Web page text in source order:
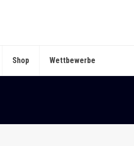
Shop Wettbewerbe